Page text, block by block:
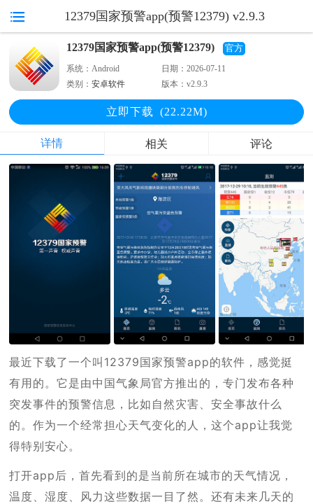
12379国家预警app(预警12379) v2.9.3
12379国家预警app(预警12379) 官方
系统：Android 日期：2026-07-11
类别：安卓软件 版本：v2.9.3
立即下载 (22.22M)
详情 相关 评论
最近下载了一个叫12379国家预警app的软件，感觉挺
有用的。它是由中国气象局官方推出的，专门发布各种
突发事件的预警信息，比如自然灾害、安全事故什么
的。作为一个经常担心天气变化的人，这个app让我觉
得特别安心。
打开app后，首先看到的是当前所在城市的天气情况，
温度、湿度、风力这些数据一目了然。还有未来几天的